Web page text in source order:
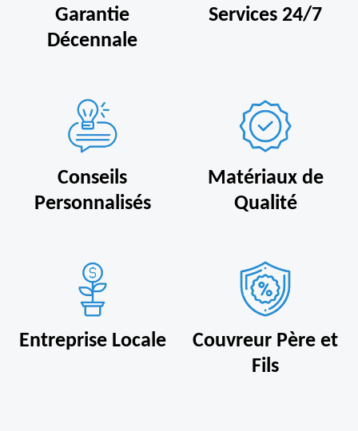
Garantie
Décennale
Services 24/7
Conseils
Personnalisés
Matériaux de
Qualité
Entreprise Locale
Couvreur Père et
Fils